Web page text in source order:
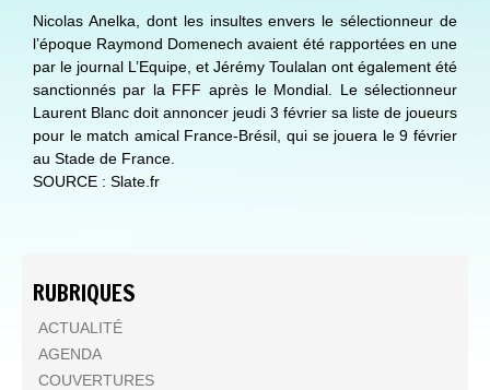
Nicolas Anelka, dont les insultes envers le sélectionneur de
l’époque Raymond Domenech avaient été rapportées en une
par le journal L’Equipe, et Jérémy Toulalan ont également été
sanctionnés par la FFF après le Mondial. Le sélectionneur
Laurent Blanc doit annoncer jeudi 3 février sa liste de joueurs
pour le match amical France-Brésil, qui se jouera le 9 février
au Stade de France.
SOURCE : Slate.fr
RUBRIQUES
ACTUALITÉ
AGENDA
COUVERTURES